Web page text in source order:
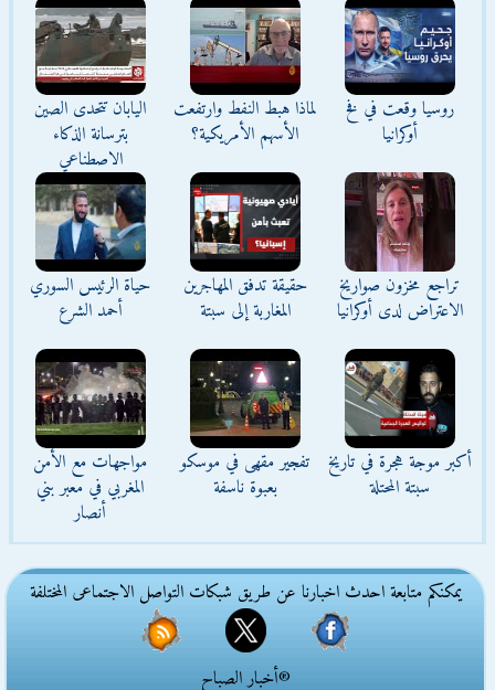
روسيا وقعت في فخ
أوكرانيا
لماذا هبط النفط وارتفعت
الأسهم الأمريكية؟
اليابان تتحدى الصين
بترسانة الذكاء
الاصطناعي
تراجع مخزون صواريخ
الاعتراض لدى أوكرانيا
حقيقة تدفق المهاجرين
المغاربة إلى سبتة
حياة الرئيس السوري
أحمد الشرع
أكبر موجة هجرة في تاريخ
سبتة المحتلة
تفجير مقهى في موسكو
بعبوة ناسفة
مواجهات مع الأمن
المغربي في معبر بني
أنصار
يمكنكم متابعة احدث اخبارنا عن طريق شبكات التواصل الاجتماعى المختلفة
®أخبار الصباح